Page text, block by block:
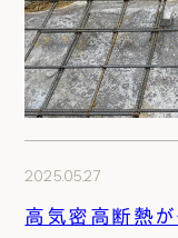
2025.05.27
高気密高断熱